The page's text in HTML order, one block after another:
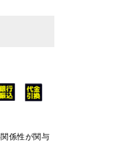
係性が関与